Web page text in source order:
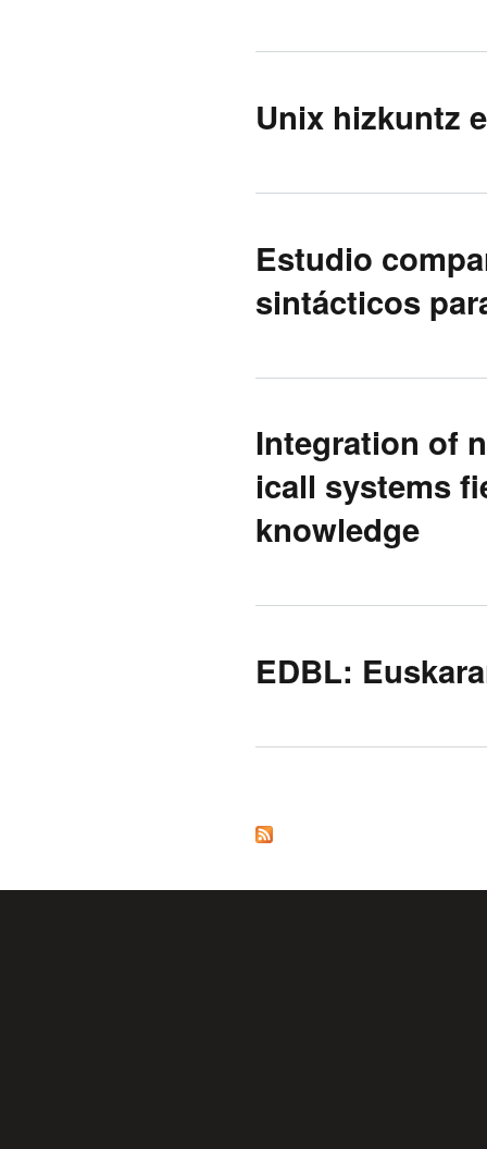
Unix hizkuntz
Estudio
sintácticos
Integration of
icall systems
knowledge
EDBL: